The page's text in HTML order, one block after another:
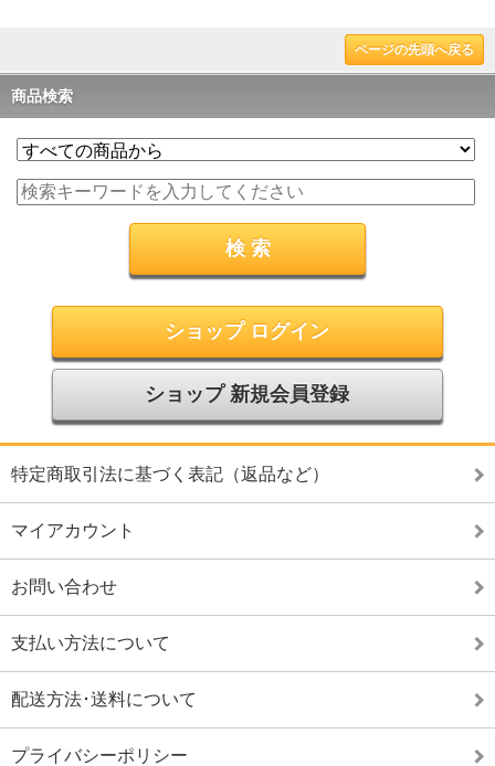
ページの先頭へ戻る
商品検索
ショップ ログイン
ショップ 新規会員登録
特定商取引法に基づく表記（返品など）
マイアカウント
お問い合わせ
支払い方法について
配送方法･送料について
プライバシーポリシー